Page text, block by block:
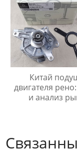
Китай
двигателя
и анализ